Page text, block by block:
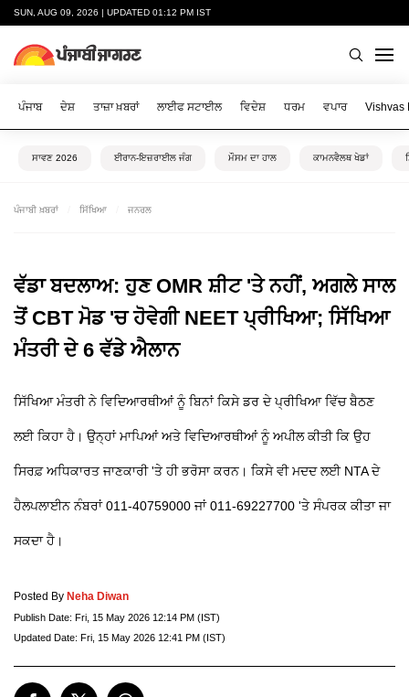
SUN, AUG 09, 2026 | UPDATED 01:12 PM IST
ਪੰਜਾਬ ਦੇਸ਼ ਤਾਜ਼ਾ ਖ਼ਬਰਾਂ ਲਾਈਫ ਸਟਾਈਲ ਵਿਦੇਸ਼ ਧਰਮ ਵਪਾਰ Vishvas
ਸਾਵਣ 2026 ਈਰਾਨ-ਇਜ਼ਰਾਈਲ ਜੰਗ ਮੌਸਮ ਦਾ ਹਾਲ ਕਾਮਨਵੈਲਥ ਖੇਡਾਂ
ਪੰਜਾਬੀ ਖ਼ਬਰਾਂ ਸਿੱਖਿਆ ਜਨਰਲ
ਵੱਡਾ ਬਦਲਾਅ: ਹੁਣ OMR ਸ਼ੀਟ 'ਤੇ ਨਹੀਂ, ਅਗਲੇ ਸਾਲ
ਤੋਂ CBT ਮੋਡ 'ਚ ਹੋਵੇਗੀ NEET ਪ੍ਰੀਖਿਆ; ਸਿੱਖਿਆ
ਮੰਤਰੀ ਦੇ 6 ਵੱਡੇ ਐਲਾਨ
ਸਿੱਖਿਆ ਮੰਤਰੀ ਨੇ ਵਿਦਿਆਰਥੀਆਂ ਨੂੰ ਬਿਨਾਂ ਕਿਸੇ ਡਰ ਦੇ ਪ੍ਰੀਖਿਆ ਵਿੱਚ ਬੈਠਣ
ਲਈ ਕਿਹਾ ਹੈ। ਉਨ੍ਹਾਂ ਮਾਪਿਆਂ ਅਤੇ ਵਿਦਿਆਰਥੀਆਂ ਨੂੰ ਅਪੀਲ ਕੀਤੀ ਕਿ ਉਹ
ਸਿਰਫ਼ ਅਧਿਕਾਰਤ ਜਾਣਕਾਰੀ 'ਤੇ ਹੀ ਭਰੋਸਾ ਕਰਨ। ਕਿਸੇ ਵੀ ਮਦਦ ਲਈ NTA ਦੇ
ਹੈਲਪਲਾਈਨ ਨੰਬਰਾਂ 011-40759000 ਜਾਂ 011-69227700 'ਤੇ ਸੰਪਰਕ ਕੀਤਾ ਜਾ
ਸਕਦਾ ਹੈ।
Posted By Neha Diwan
Publish Date: Fri, 15 May 2026 12:14 PM (IST)
Updated Date: Fri, 15 May 2026 12:41 PM (IST)